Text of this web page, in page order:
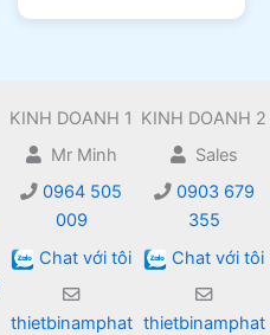
KINH DOANH 1
Mr Minh
0964 505
009
Chat với tôi
thietbinamphat
KINH DOANH 2
Sales
0903 679
355
Chat với tôi
thietbinamphat